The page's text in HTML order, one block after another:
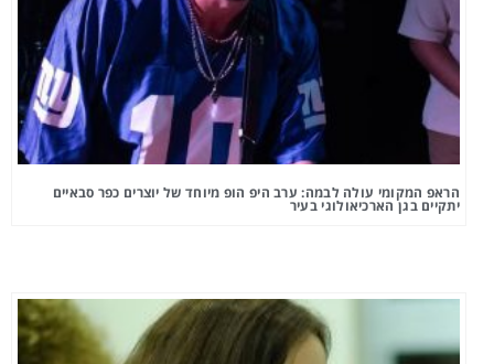
הראפ המקומי עולה לבמה: ערב היפ הופ מיוחד של יוצרים כפר סבאיים
יתקיים בגן הארכיאולוגי בעיר